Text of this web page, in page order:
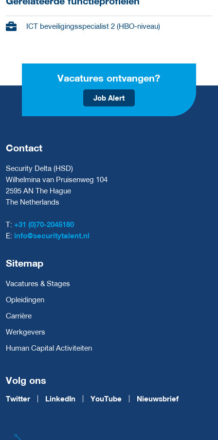
ICT beveiligingsspecialist 2 (HBO-niveau)
Vacatures ontvangen?
Job Alert
Contact
Security Delta (HSD)
Wilhelmina van Pruisenweg 104
2595 AN The Hague
The Netherlands
T: +31 (0)70-2045180
E: info@securitytalent.nl
Sitemap
Vacatures & Stages
Opleidingen
Carrière
Werkgevers
Human Capital Activiteiten
Volg ons
Twitter LinkedIn YouTube Nieuwsbrief